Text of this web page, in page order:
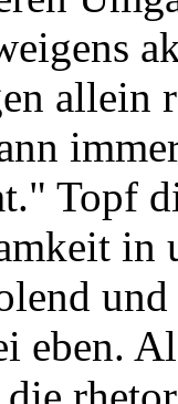
allein
Topf
in
eben.